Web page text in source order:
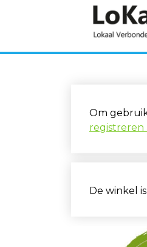
Om
registreren
De winkel